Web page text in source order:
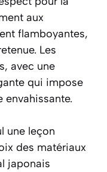
aux
flamboyantes,
Les
avec une
qui impose
envahissante.
une leçon
des matériaux
japonais